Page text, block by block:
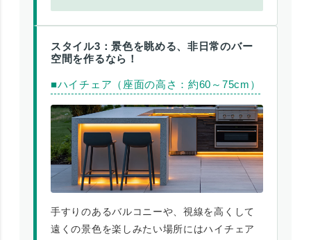
スタイル3：景色を眺める、非日常のバー
空間を作るなら！
■ハイチェア（座面の高さ：約60～75cm）
手すりのあるバルコニーや、視線を高くして
遠くの景色を楽しみたい場所にはハイチェア